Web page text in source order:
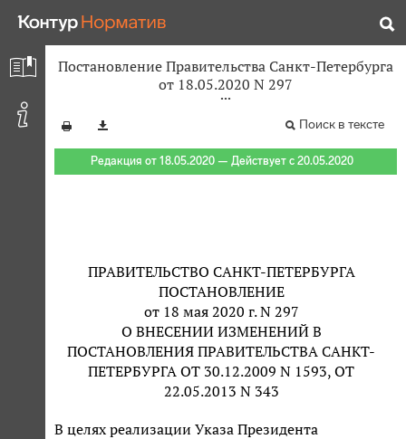
Постановление Правительства Санкт-Петербурга
от 18.05.2020 N 297
Поиск в тексте
Редакция от 18.05.2020 — Действует с 20.05.2020
ПРАВИТЕЛЬСТВО САНКТ-ПЕТЕРБУРГА
ПОСТАНОВЛЕНИЕ
от 18 мая 2020 г. N 297
О ВНЕСЕНИИ ИЗМЕНЕНИЙ В
ПОСТАНОВЛЕНИЯ ПРАВИТЕЛЬСТВА САНКТ-
ПЕТЕРБУРГА ОТ 30.12.2009 N 1593, ОТ
22.05.2013 N 343
В целях реализации Указа Президента